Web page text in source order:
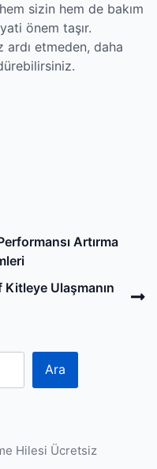
sizin hem de bakım
önem taşır.
ardı etmeden, daha
Artırma
Ulaşmanın
Ara
Hilesi Ücretsiz